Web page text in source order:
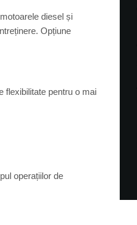
diesel și
Opțiune
flexibilitate pentru o mai
operațiilor de